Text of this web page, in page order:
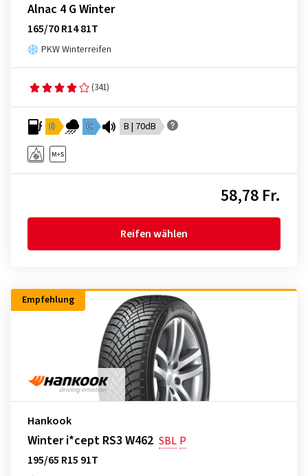
Alnac 4 G Winter
165/70 R14 81T
PKW Winterreifen
(341)
D C B | 70dB
58,78 Fr.
Reifen wählen
Empfehlung
Hankook
Winter i*cept RS3 W462 SBL P
195/65 R15 91T